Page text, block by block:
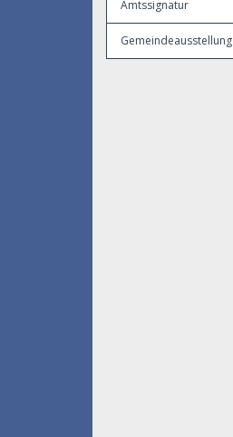
Amtssignatur
Gemeindeausstellung